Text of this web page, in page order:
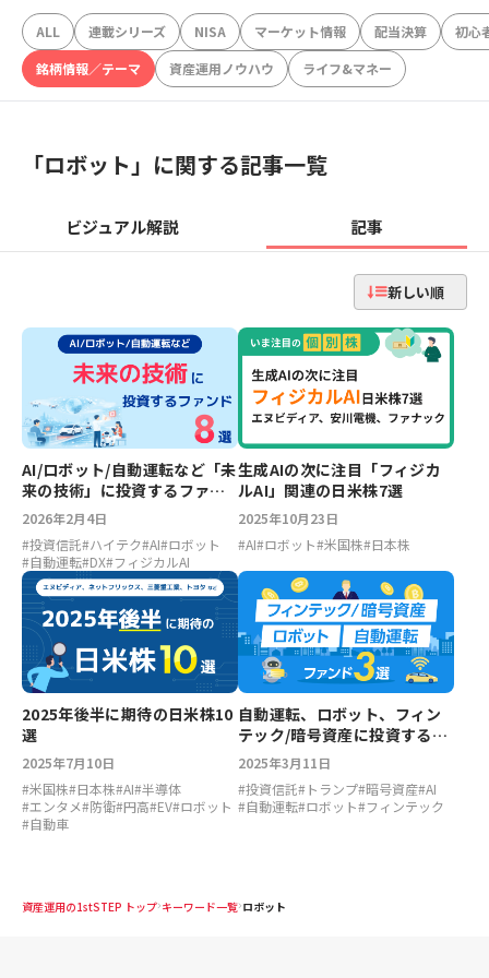
ALL 連載シリーズ NISA マーケット情報 配当決算
初心
銘柄情報／テーマ
資産運用ノウハウ ライフ&マネー
「ロボット」に関する記事一覧
ビジュアル解説 記事
新しい順
AI/ロボット/自動運転など「未
来の技術」に投資するファン
ド8選
2026年2月4日
#投資信託#ハイテク#AI#ロボット
#自動運転#DX#フィジカルAI
生成AIの次に注目「フィジカ
ルAI」関連の日米株7選
2025年10月23日
#AI#ロボット#米国株#日本株
2025年後半に期待の日米株10
選
2025年7月10日
#米国株#日本株#AI#半導体
#エンタメ#防衛#円高#EV#ロボット
#自動車
自動運転、ロボット、フィン
テック/暗号資産に投資するフ
ァンド3選
2025年3月11日
#投資信託#トランプ#暗号資産#AI
#自動運転#ロボット#フィンテック
資産運用の1stSTEP トップ キーワード一覧 ロボット